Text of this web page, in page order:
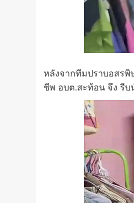
หลังจากทีมปราบอสรพิ
ชีพ อบต.สะท้อน จึง รีบ